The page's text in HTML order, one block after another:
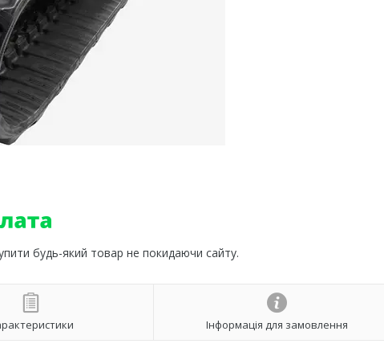
будь-який товар не покидаючи сайту.
Інформація для замовлення